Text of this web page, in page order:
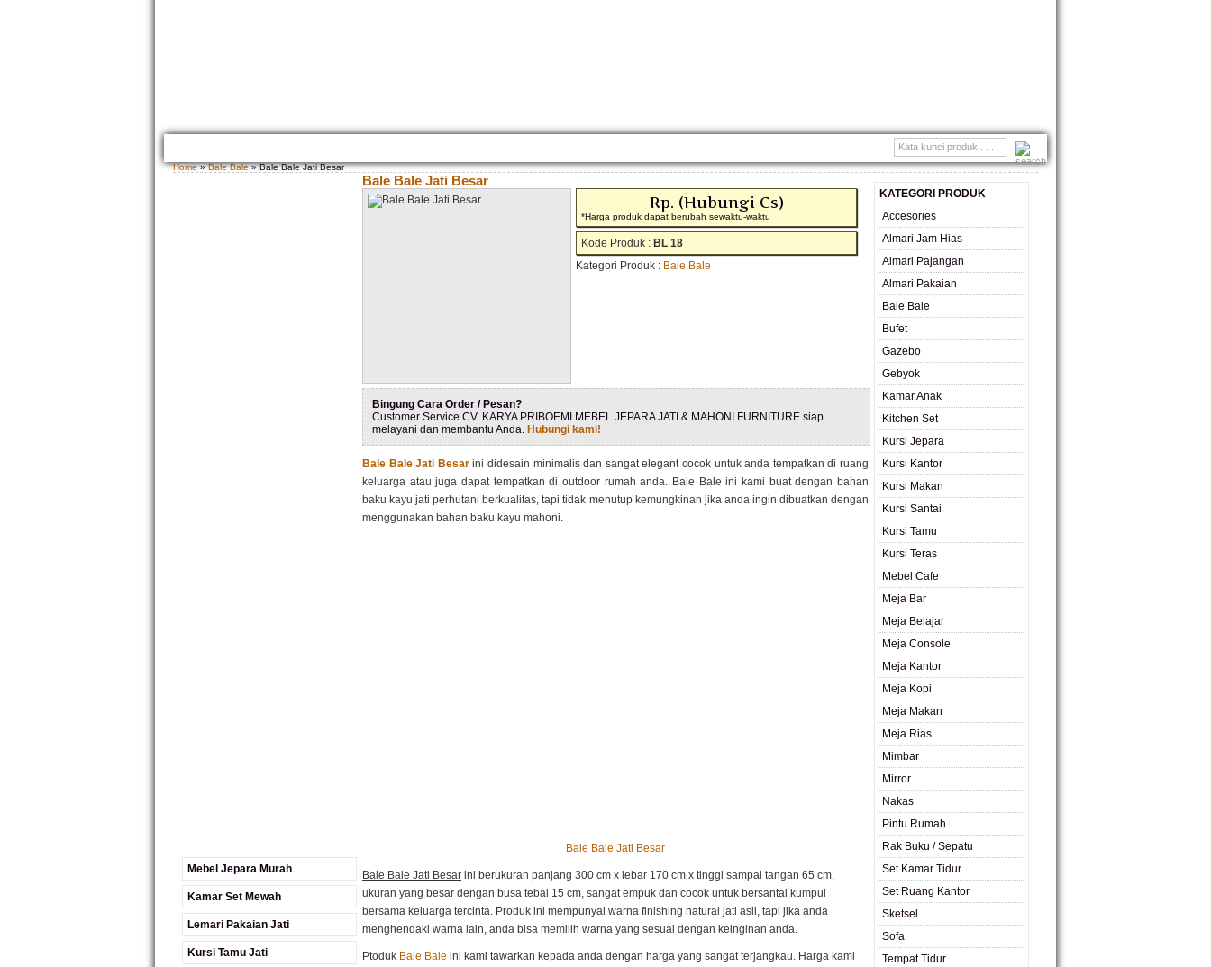
Home»Bale Bale» Bale Bale Jati Besar
Mebel Jepara Murah
Kamar Set Mewah
Lemari Pakaian Jati
Kursi Tamu Jati
Bale Bale Jati Besar
Rp. (Hubungi Cs)
*Harga produk dapat berubah sewaktu-waktu
Kode Produk : BL 18
Kategori Produk : Bale Bale
Bingung Cara Order / Pesan?
Customer Service CV. KARYA PRIBOEMI MEBEL JEPARA JATI & MAHONI FURNITURE siap
melayani dan membantu Anda. Hubungi kami!
Bale Bale Jati Besarini didesain minimalis dan sangat elegant cocok untuk anda tempatkan di ruang
keluarga atau juga dapat tempatkan di outdoor rumah anda. Bale Bale ini kami buat dengan bahan
baku kayu jati perhutani berkualitas, tapi tidak menutup kemungkinan jika anda ingin dibuatkan dengan
menggunakan bahan baku kayu mahoni.
Bale Bale Jati Besar
Bale Bale Jati Besar ini berukuran panjang 300 cm x lebar 170 cm x tinggi sampai tangan 65 cm,
ukuran yang besar dengan busa tebal 15 cm, sangat empuk dan cocok untuk bersantai kumpul
bersama keluarga tercinta. Produk ini mempunyai warna finishing natural jati asli, tapi jika anda
menghendaki warna lain, anda bisa memilih warna yang sesuai dengan keinginan anda.
Ptoduk Bale Bale ini kami tawarkan kepada anda dengan harga yang sangat terjangkau. Harga kami
KATEGORI PRODUK
Accesories
Almari Jam Hias
Almari Pajangan
Almari Pakaian
Bale Bale
Bufet
Gazebo
Gebyok
Kamar Anak
Kitchen Set
Kursi Jepara
Kursi Kantor
Kursi Makan
Kursi Santai
Kursi Tamu
Kursi Teras
Mebel Cafe
Meja Bar
Meja Belajar
Meja Console
Meja Kantor
Meja Kopi
Meja Makan
Meja Rias
Mimbar
Mirror
Nakas
Pintu Rumah
Rak Buku / Sepatu
Set Kamar Tidur
Set Ruang Kantor
Sketsel
Sofa
Tempat Tidur